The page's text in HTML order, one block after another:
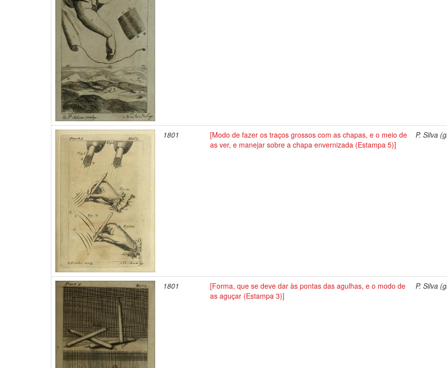
1801
[Modo de fazer os traços grossos com as chapas, e o meio de
as ver, e manejar sobre a chapa envernizada (Estampa 5)]
P. Silva
1801
[Forma, que se deve dar às pontas das agulhas, e o modo de
as aguçar (Estampa 3)]
P. Silva